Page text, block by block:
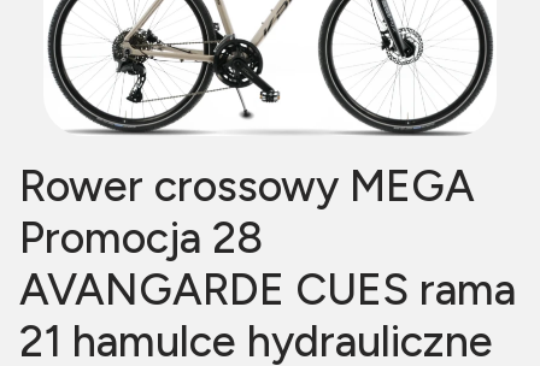
Rower crossowy MEGA
Promocja 28
AVANGARDE CUES rama
21 hamulce hydrauliczne